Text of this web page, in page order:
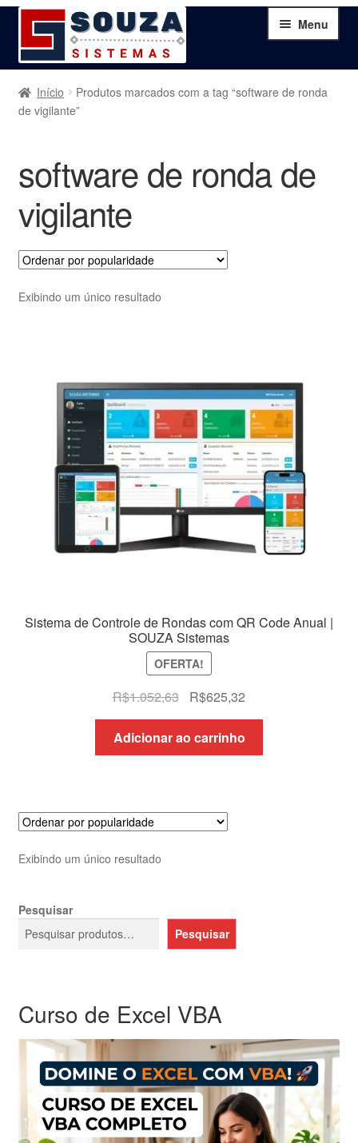
Pular
para
navegação
Pular
para
o
conteúdo
Menu
Home
Serviços
Produtos
Blog
Contato
Início
Produtos marcados com a tag “software de ronda
de vigilante”
software de ronda de
vigilante
Exibindo um único resultado
Sistema de Controle de Rondas com QR Code Anual |
SOUZA Sistemas
OFERTA!
R$1.052,63
O
preço
original
era:
R$625,32
preço
é:
Adicionar ao carrinho
Exibindo um único resultado
Pesquisar
Pesquisar
Curso de Excel VBA